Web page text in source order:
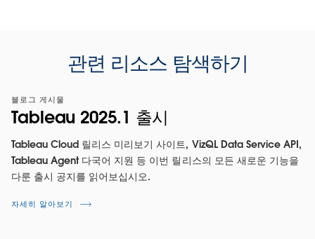
관련 리소스 탐색하기
블로그 게시물
Tableau 2025.1 출시
Tableau Cloud 릴리스 미리보기 사이트, VizQL Data Service API,
Tableau Agent 다국어 지원 등 이번 릴리스의 모든 새로운 기능을
다룬 출시 공지를 읽어보십시오.
자세히 알아보기